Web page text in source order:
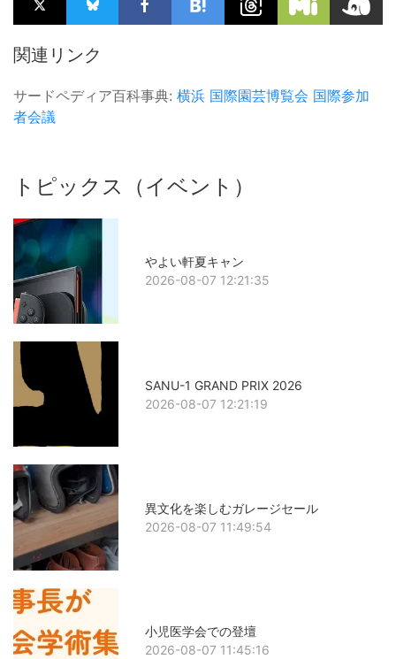
関連リンク
サードペディア百科事典: 横浜 国際園芸博覧会 国際参加
者会議
トピックス（イベント）
やよい軒夏キャン
2026-08-07 12:21:35
SANU-1 GRAND PRIX 2026
2026-08-07 12:21:19
異文化を楽しむガレージセール
2026-08-07 11:49:54
小児医学会での登壇
2026-08-07 11:45:16